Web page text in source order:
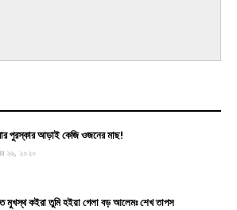
পুরস্কার আড়াই কেজি ওজনের মাছ!
২৬, ২০২০
কইরা তুমি হইয়া গেলা বড় আলেমঃ শেখ তাপস